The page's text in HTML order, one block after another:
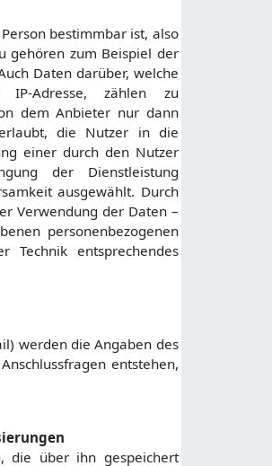
bestimmbar ist, also
gehören zum Beispiel der
Daten darüber, welche
Adresse, zählen zu
dem Anbieter nur dann
die Nutzer in die
einer durch den Nutzer
der Dienstleistung
ausgewählt. Durch
Verwendung der Daten –
personenbezogenen
entsprechendes
werden die Angaben des
entstehen,
die über ihn gespeichert